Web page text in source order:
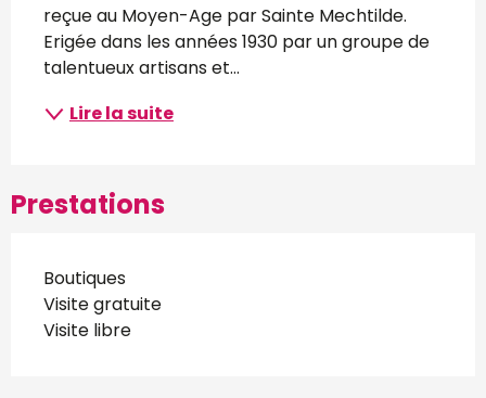
reçue au Moyen-Age par Sainte Mechtilde.
Erigée dans les années 1930 par un groupe de
talentueux artisans et...
Lire la suite
Prestations
Boutiques
Visite gratuite
Visite libre